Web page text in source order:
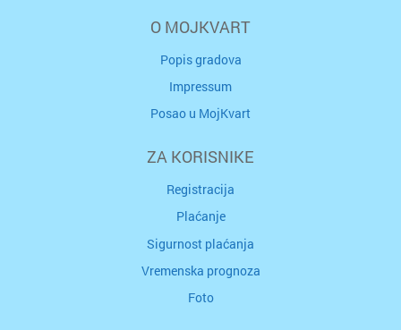
O MOJKVART
Popis gradova
Impressum
Posao u MojKvart
ZA KORISNIKE
Registracija
Plaćanje
Sigurnost plaćanja
Vremenska prognoza
Foto